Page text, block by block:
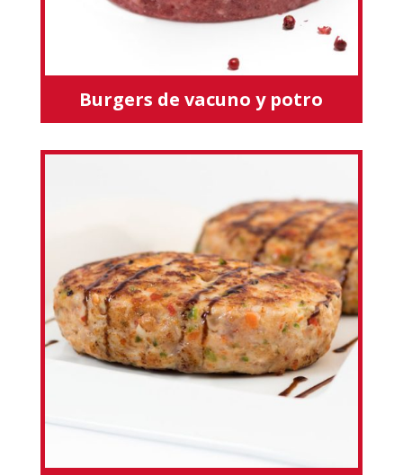
Burgers de vacuno y potro